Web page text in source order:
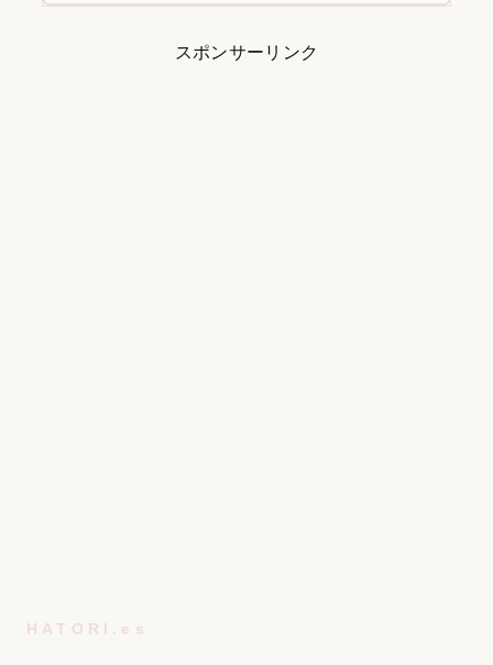
人気者になりました。で、日本語版のwikiも
スポンサーリンク